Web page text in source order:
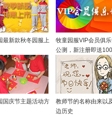
最新款秋冬园服上
牧童园服VIP会员俱
公测，新注册即送
国庆节主题活动方
教师节的名称由来以
边历史